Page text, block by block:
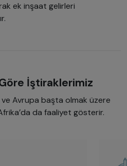
ek inşaat gelirleri
İştiraklerimiz
Avrupa başta olmak üzere
da faaliyet gösterir.